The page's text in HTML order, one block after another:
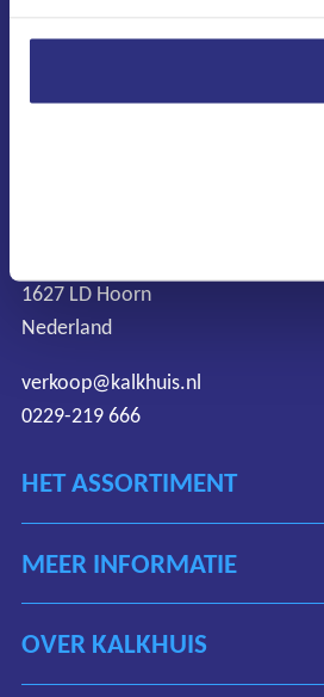
HET ASSORTIMENT
MEER INFORMATIE
OVER KALKHUIS
Maandag–Vrijdag
1627 LD Hoorn
Nederland
verkoop@kalkhuis.nl
0229-219 666